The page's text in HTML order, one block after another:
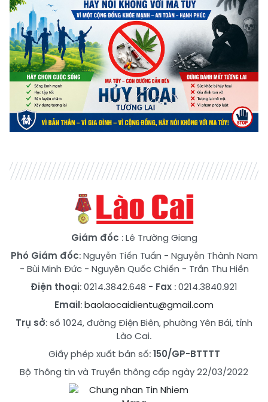
Giám đốc : Lê Trường Giang
Phó Giám đốc:Nguyễn Tiến Tuấn - Nguyễn Thành Nam
- Bùi Minh Đức- Nguyễn Quốc Chiến - Trần Thu Hiền
Điện thoại: 0214.3842.648 - Fax : 0214.3840.921
Email:baolaocaidientu@gmail.com
Trụ sở: số 1024, đường Điện Biên, phường Yên Bái, tỉnh
Lào Cai.
Giấy phép xuất bản số:150/GP-BTTTT
Bộ Thông tin và Truyền thông cấp ngày 22/03/2022